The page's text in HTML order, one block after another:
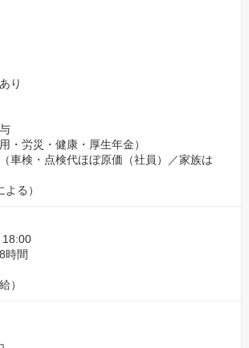
り
・労災・健康・厚生年金）
車検・点検代ほぼ原価（社員）／家族は
る）
18:00
時間
）